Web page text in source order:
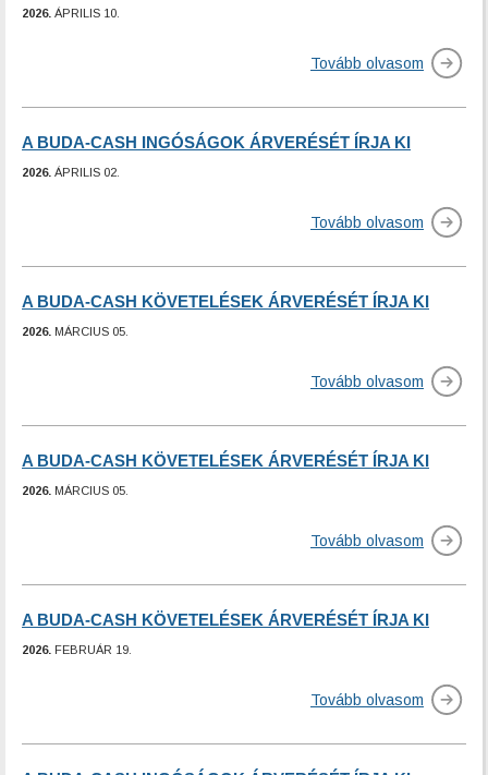
2026. ÁPRILIS 10.
Tovább olvasom
A BUDA-CASH INGÓSÁGOK ÁRVERÉSÉT ÍRJA KI
2026. ÁPRILIS 02.
Tovább olvasom
A BUDA-CASH KÖVETELÉSEK ÁRVERÉSÉT ÍRJA KI
2026. MÁRCIUS 05.
Tovább olvasom
A BUDA-CASH KÖVETELÉSEK ÁRVERÉSÉT ÍRJA KI
2026. MÁRCIUS 05.
Tovább olvasom
A BUDA-CASH KÖVETELÉSEK ÁRVERÉSÉT ÍRJA KI
2026. FEBRUÁR 19.
Tovább olvasom